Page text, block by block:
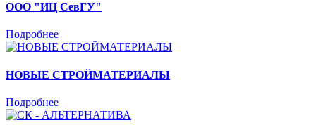
ООО "ИЦ СевГУ"
Подробнее
НОВЫЕ СТРОЙМАТЕРИАЛЫ
Подробнее